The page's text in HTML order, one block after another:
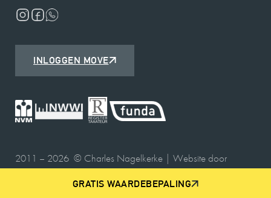
GRATIS WAARDEBEPALING
INLOGGEN MOVE
2011 – 2026 © Charles Nagelkerke | Website door